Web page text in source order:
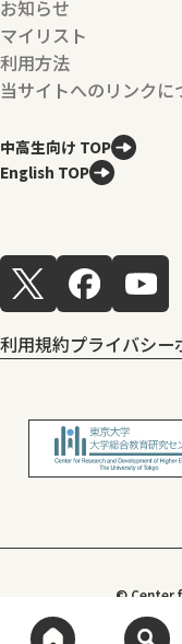
お知らせ
マイリスト
利用方法
当サイトへのリンクに
中高生向け TOP
English TOP
利用規約プライバシー
© Center